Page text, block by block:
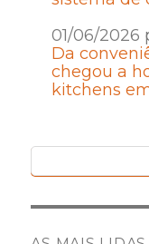
01/06/2026
Da
chegou a
kitchens